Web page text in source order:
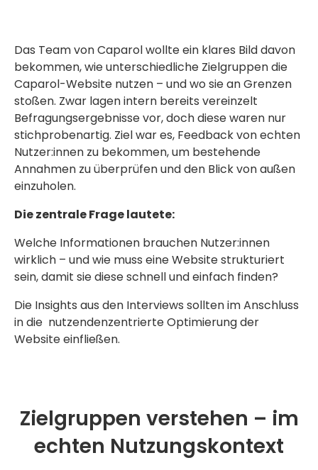
Das Team von Caparol wollte ein klares Bild davon
bekommen, wie unterschiedliche Zielgruppen die
Caparol-Website nutzen – und wo sie an Grenzen
stoßen. Zwar lagen intern bereits vereinzelt
Befragungsergebnisse vor, doch diese waren nur
stichprobenartig. Ziel war es, Feedback von echten
Nutzer:innen zu bekommen, um bestehende
Annahmen zu überprüfen und den Blick von außen
einzuholen.
Die zentrale Frage lautete:
Welche Informationen brauchen Nutzer:innen
wirklich – und wie muss eine Website strukturiert
sein, damit sie diese schnell und einfach finden?
Die Insights aus den Interviews sollten im Anschluss
in die nutzendenzentrierte Optimierung der
Website einfließen.
Zielgruppen verstehen – im
echten Nutzungskontext